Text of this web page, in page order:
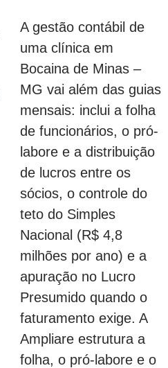
A gestão contábil de
uma clínica em
Bocaina de Minas –
MG vai além das guias
mensais: inclui a folha
de funcionários, o pró-
labore e a distribuição
de lucros entre os
sócios, o controle do
teto do Simples
Nacional (R$ 4,8
milhões por ano) e a
apuração no Lucro
Presumido quando o
faturamento exige. A
Ampliare estrutura a
folha, o pró-labore e o